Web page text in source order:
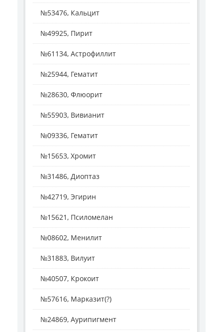
№53476, Кальцит
№49925, Пирит
№61134, Астрофиллит
№25944, Гематит
№28630, Флюорит
№55903, Вивианит
№09336, Гематит
№15653, Хромит
№31486, Диоптаз
№42719, Эгирин
№15621, Псиломелан
№08602, Менилит
№31883, Вилуит
№40507, Крокоит
№57616, Марказит(?)
№24869, Аурипигмент